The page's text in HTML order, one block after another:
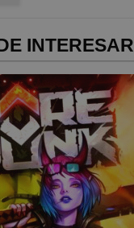
INTERESAR